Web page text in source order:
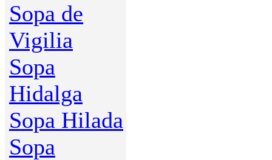
Sopa de
Vigilia
Sopa
Hidalga
Sopa Hilada
Sopa